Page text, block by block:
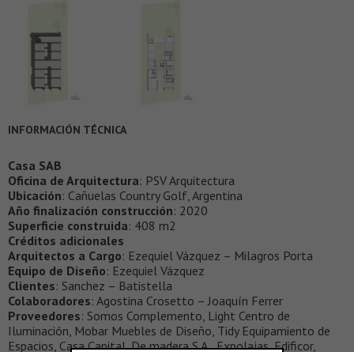
INFORMACIÓN TÉCNICA
Casa SAB
Oficina de Arquitectura: PSV Arquitectura
Ubicación: Cañuelas Country Golf, Argentina
Año finalización construcción: 2020
Superficie construida: 408 m2
Créditos adicionales
Arquitectos a Cargo: Ezequiel Vázquez – Milagros Porta
Equipo de Diseño: Ezequiel Vázquez
Clientes: Sanchez – Batistella
Colaboradores: Agostina Crosetto – Joaquín Ferrer
Proveedores: Somos Complemento, Light Centro de
Iluminación, Mobar Muebles de Diseño, Tidy Equipamiento de
Espacios, Casa Capital, De madera S.A., Expolajas, Edificor,